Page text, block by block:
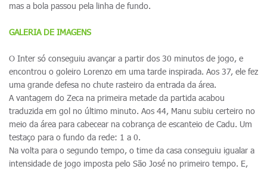
mas a bola passou pela linha de fundo.
GALERIA DE IMAGENS
O Inter só conseguiu avançar a partir dos 30 minutos de jogo, e
encontrou o goleiro Lorenzo em uma tarde inspirada. Aos 37, ele fez
uma grande defesa no chute rasteiro da entrada da área.
A vantagem do Zeca na primeira metade da partida acabou
traduzida em gol no último minuto. Aos 44, Manu subiu certeiro no
meio da área para cabecear na cobrança de escanteio de Cadu. Um
testaço para o fundo da rede: 1 a 0.
Na volta para o segundo tempo, o time da casa conseguiu igualar a
intensidade de jogo imposta pelo São José no primeiro tempo. E,